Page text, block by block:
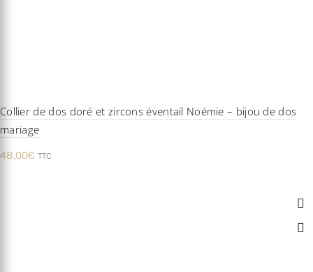
Collier de dos doré et zircons éventail Noémie – bijou de dos
mariage
48,00€ TTC